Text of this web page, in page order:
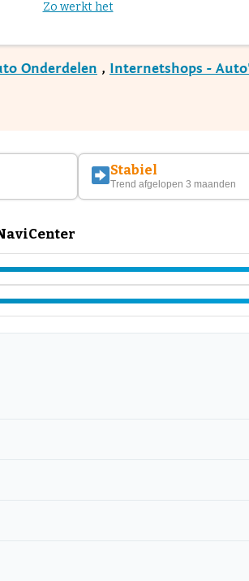
Zo werkt het
Onderdelen , Internetshops -
Stabiel
Trend afgelopen 3 maanden